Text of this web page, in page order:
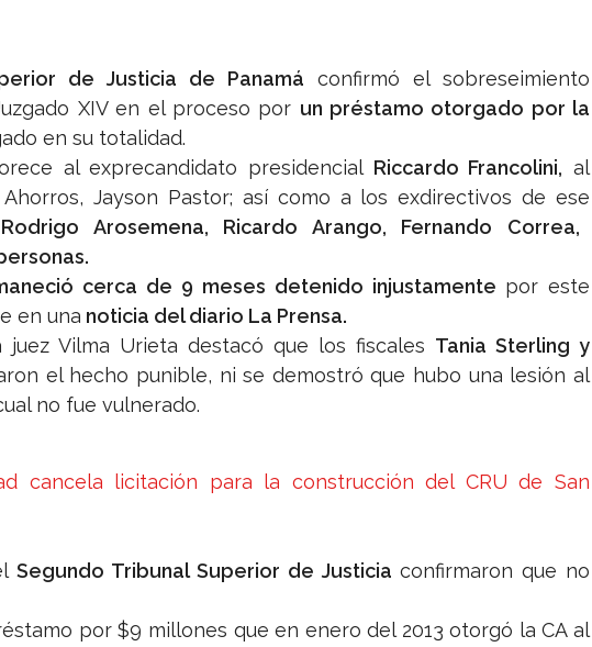
de Justicia de Panamá confirmó el sobreseimiento
XIV en el proceso por un préstamo otorgado por la
en su totalidad.
al exprecandidato presidencialRiccardo Francolini, al
Jayson Pastor; así como a los exdirectivos de ese
Arosemena, Ricardo Arango, Fernando Correa,
cerca de 9 meses detenido injustamente por este
en una noticia del diario La Prensa.
juez Vilma Urieta destacó que los fiscales Tania Sterling y
el hecho punible, ni se demostró que hubo una lesión al
no fue vulnerado.
cancela licitación para la construcción del CRU de San
Segundo Tribunal Superior de Justicia confirmaron que no
por $9 millones que en enero del 2013 otorgó la CA al